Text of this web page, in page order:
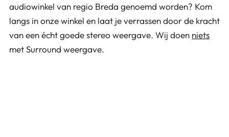
audiowinkel van regio Breda genoemd worden? Kom
langs in onze winkel en laat je verrassen door de kracht
van een écht goede stereo weergave. Wij doen niets
met Surround weergave.